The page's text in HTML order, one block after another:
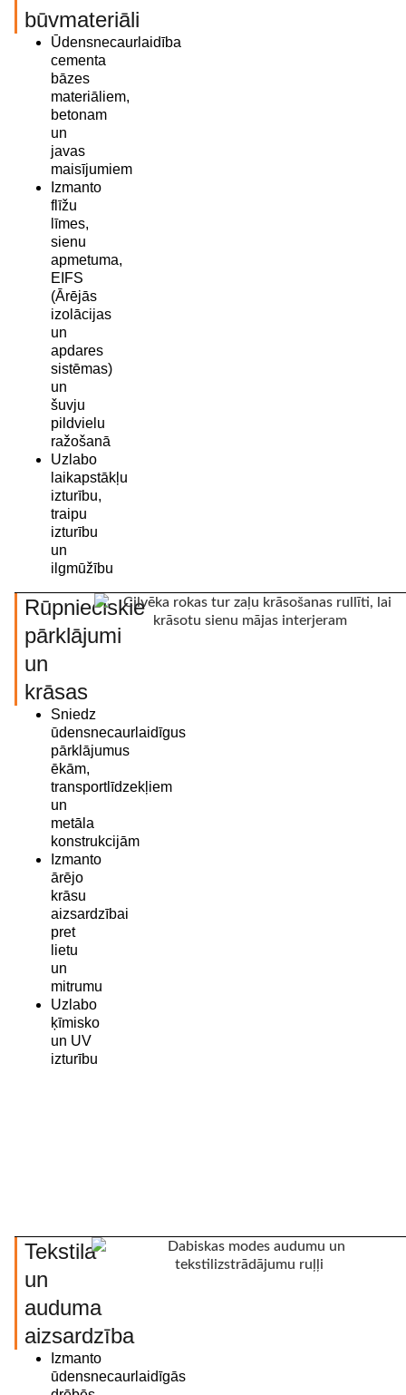
būvmateriāli
Ūdensnecaurlaidība
cementa
bāzes
materiāliem,
betonam
un
javas
maisījumiem
Izmanto
flīžu
līmes,
sienu
apmetuma,
EIFS
(Ārējās
izolācijas
un
apdares
sistēmas)
un
šuvju
pildvielu
ražošanā
Uzlabo
laikapstākļu
izturību,
traipu
izturību
un
ilgmūžību
Rūpnieciskie
pārklājumi
un
krāsas
Sniedz
ūdensnecaurlaidīgus
pārklājumus
ēkām,
transportlīdzekļiem
un
metāla
konstrukcijām
Izmanto
ārējo
krāsu
aizsardzībai
pret
lietu
un
mitrumu
Uzlabo
ķīmisko
un UV
izturību
Tekstila
un
auduma
aizsardzība
Izmanto
ūdensnecaurlaidīgās